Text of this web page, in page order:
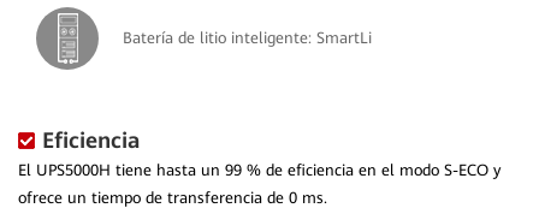
Batería de litio inteligente: SmartLi
Eficiencia
El UPS5000H tiene hasta un 99 % de eficiencia en el modo S-ECO y
ofrece un tiempo de transferencia de 0 ms.